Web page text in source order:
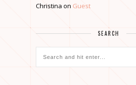
Christina on Guest
SEARCH